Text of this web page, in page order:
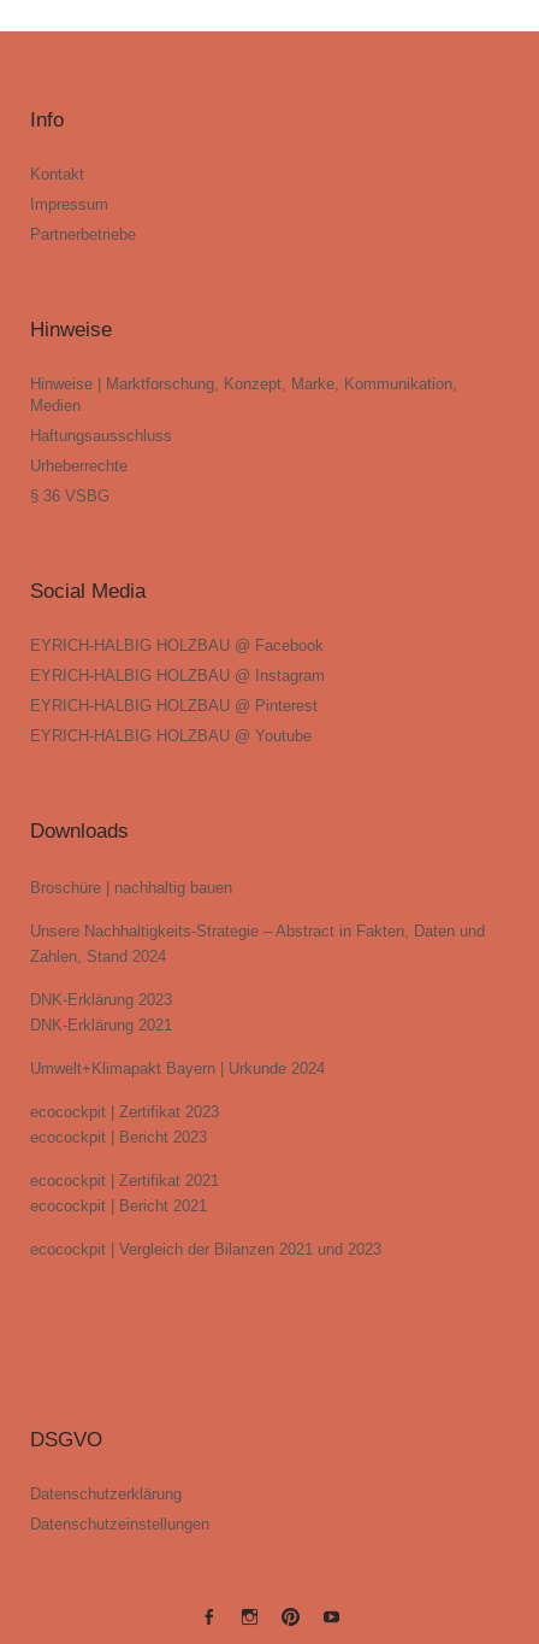
Info
Kontakt
Impressum
Partnerbetriebe
Hinweise
Hinweise | Marktforschung, Konzept, Marke, Kommunikation,
Medien
Haftungsausschluss
Urheberrechte
§ 36 VSBG
Social Media
EYRICH-HALBIG HOLZBAU @ Facebook
EYRICH-HALBIG HOLZBAU @ Instagram
EYRICH-HALBIG HOLZBAU @ Pinterest
EYRICH-HALBIG HOLZBAU @ Youtube
Downloads
Broschüre | nachhaltig bauen
Unsere Nachhaltigkeits-Strategie – Abstract in Fakten, Daten und
Zahlen, Stand 2024
DNK-Erklärung 2023
DNK-Erklärung 2021
Umwelt+Klimapakt Bayern | Urkunde 2024
ecocockpit | Zertifikat 2023
ecocockpit | Bericht 2023
ecocockpit | Zertifikat 2021
ecocockpit | Bericht 2021
ecocockpit | Vergleich der Bilanzen 2021 und 2023
DSGVO
Datenschutzerklärung
Datenschutzeinstellungen